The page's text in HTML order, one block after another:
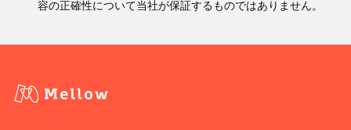
容の正確性について当社が保証するものではありません。